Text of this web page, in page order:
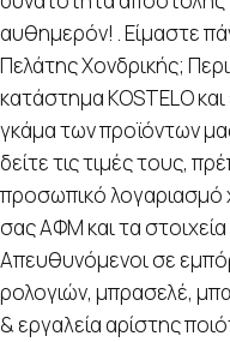
αυθημερόν! . Είμαστε
Πελάτης Χονδρικής;
κατάστημα KOSTELO
γκάμα των προϊόντων
δείτε τις τιμές τους,
προσωπικό λογαριασμό
σας ΑΦΜ και τα
Απευθυνόμενοι σε
ρολογιών, μπρασελέ,
& εργαλεία αρίστης